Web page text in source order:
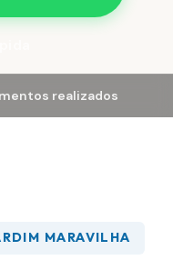
realizados
MARAVILHA